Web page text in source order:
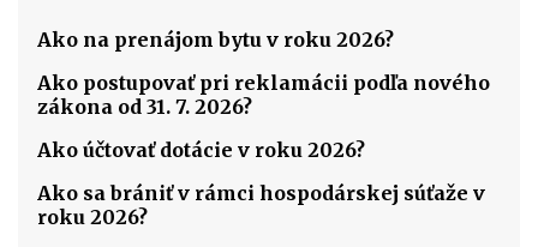
Ako na prenájom bytu v roku 2026?
Ako postupovať pri reklamácii podľa nového
zákona od 31. 7. 2026?
Ako účtovať dotácie v roku 2026?
Ako sa brániť v rámci hospodárskej súťaže v
roku 2026?